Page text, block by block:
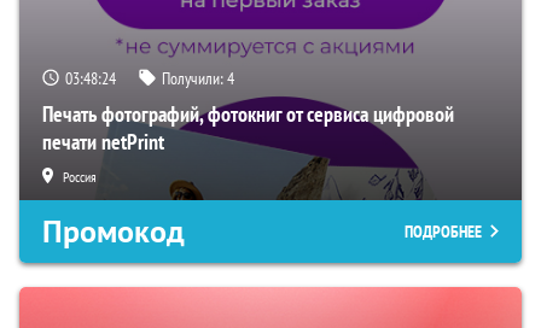
03:48:24 Получили:4
Печать фотографий, фотокниг от сервиса цифровой
печати netPrint
Россия
Промокод ПОДРОБНЕЕ